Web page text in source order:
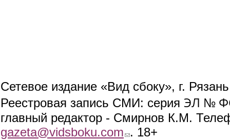
Сетевое издание «Вид сбоку», г.
Реестровая запись СМИ: серия ЭЛ №
главный редактор - Смирнов К.М.
gazeta@vidsboku.com (link sends e-mail)
. 18+